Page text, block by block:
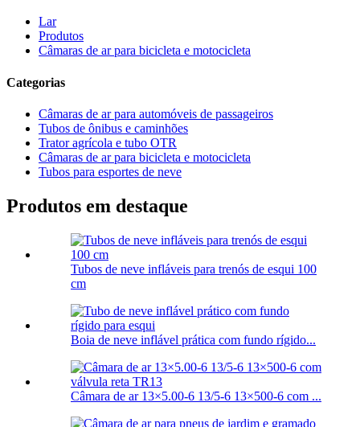
Lar
Produtos
Câmaras de ar para bicicleta e motocicleta
Categorias
Câmaras de ar para automóveis de passageiros
Tubos de ônibus e caminhões
Trator agrícola e tubo OTR
Câmaras de ar para bicicleta e motocicleta
Tubos para esportes de neve
Produtos em destaque
Tubos de neve infláveis para trenós de esqui 100
cm
Boia de neve inflável prática com fundo rígido...
Câmara de ar 13×5.00-6 13/5-6 13×500-6 com ...